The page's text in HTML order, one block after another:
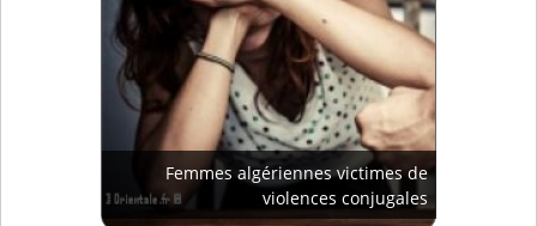
Femmes algériennes victimes de
violences conjugales